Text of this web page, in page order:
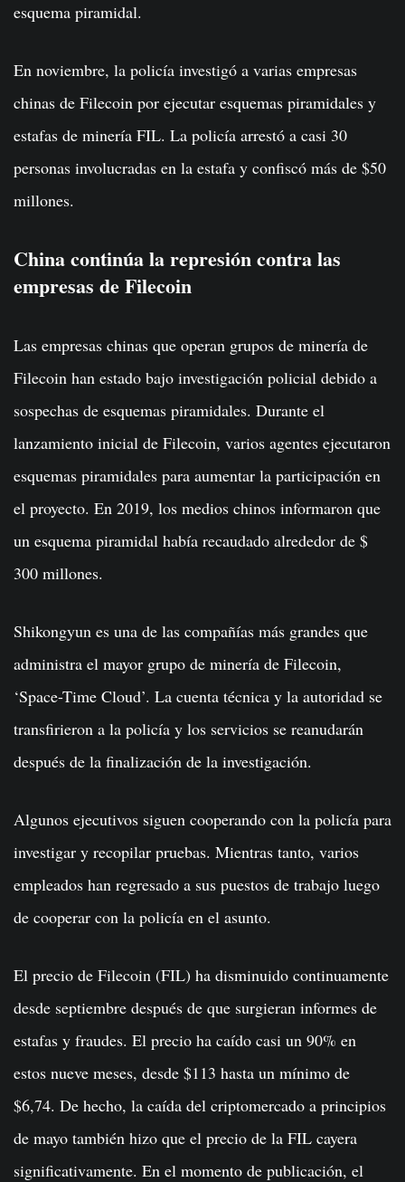
esquema piramidal.
En noviembre, la policía investigó a varias empresas
chinas de Filecoin por ejecutar esquemas piramidales y
estafas de minería FIL. La policía arrestó a casi 30
personas involucradas en la estafa y confiscó más de $50
millones.
China continúa la represión contra las
empresas de Filecoin
Las empresas chinas que operan grupos de minería de
Filecoin han estado bajo investigación policial debido a
sospechas de esquemas piramidales. Durante el
lanzamiento inicial de Filecoin, varios agentes ejecutaron
esquemas piramidales para aumentar la participación en
el proyecto. En 2019, los medios chinos informaron que
un esquema piramidal había recaudado alrededor de $
300 millones.
Shikongyun es una de las compañías más grandes que
administra el mayor grupo de minería de Filecoin,
‘Space-Time Cloud’. La cuenta técnica y la autoridad se
transfirieron a la policía y los servicios se reanudarán
después de la finalización de la investigación.
Algunos ejecutivos siguen cooperando con la policía para
investigar y recopilar pruebas. Mientras tanto, varios
empleados han regresado a sus puestos de trabajo luego
de cooperar con la policía en el asunto.
El precio de Filecoin (FIL) ha disminuido continuamente
desde septiembre después de que surgieran informes de
estafas y fraudes. El precio ha caído casi un 90% en
estos nueve meses, desde $113 hasta un mínimo de
$6,74. De hecho, la caída del criptomercado a principios
de mayo también hizo que el precio de la FIL cayera
significativamente. En el momento de publicación, el